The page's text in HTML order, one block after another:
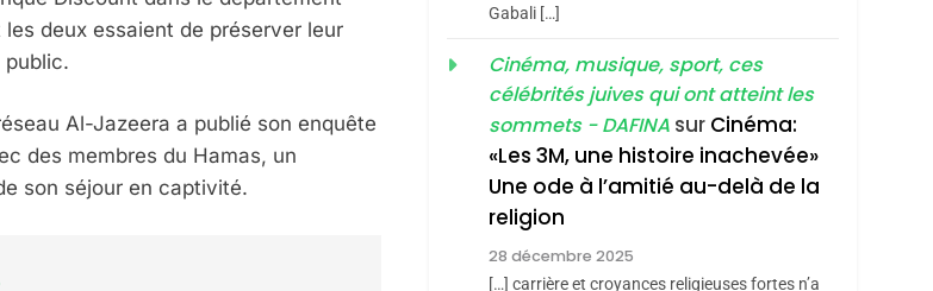
deux essaient de préserver leur
public.
Al-Jazeera a publié son enquête
des membres du Hamas, un
son séjour en captivité.
Accords D’Isaac:
L’alliance Pourrait
S’étendre À 13 Pays
D’Amérique Latine
ISRAÉL JUDAISME
5
Meurtrière Selon Le
Rapport D’ADL
FRANCE ISRAÉL
Gabali […]
Cinéma, musique, sport, ces
célébrités juives qui ont atteint les
sommets - DAFINA sur Cinéma:
«Les 3M, une histoire inachevée»
Une ode à l’amitié au-delà de la
religion
28 décembre 2025
[…] carrière et croyances religieuses fortes n’a